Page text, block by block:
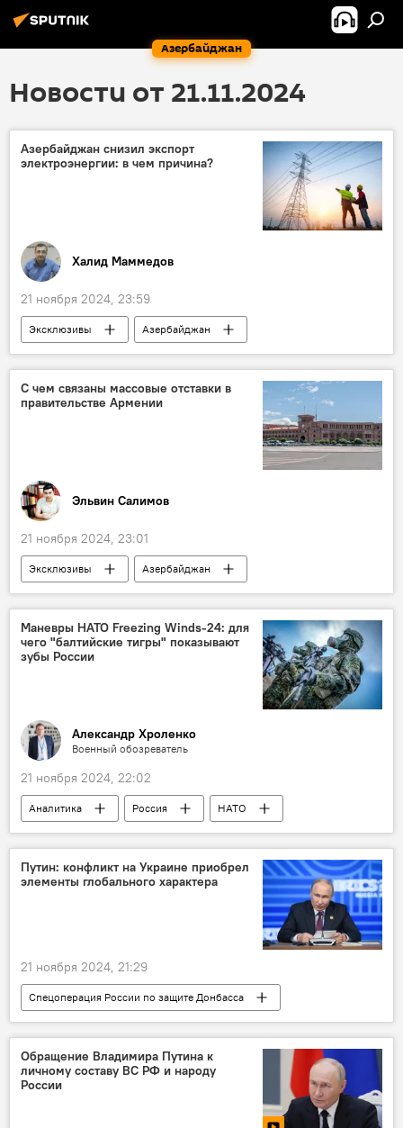
Азербайджан
Новости от 21.11.2024
Азербайджан снизил экспорт
электроэнергии: в чем причина?
Халид Маммедов
21 ноября 2024, 23:59
Эксклюзивы
Азербайджан
Экономика
энергетика
Министерство энергетики АР
Экспорт
Электроэнергия
Ильхам Шабан
С чем связаны массовые отставки в
правительстве Армении
Эльвин Салимов
21 ноября 2024, 23:01
Эксклюзивы
Азербайджан
Армения
Никол Пашинян
кадровые перестановки
Отставка
мирное урегулирование
Эксперт
Маневры НАТО Freezing Winds-24: для
чего "балтийские тигры" показывают
зубы России
Александр Хроленко
Военный обозреватель
21 ноября 2024, 22:02
Аналитика Россия
НАТО
Запад
США
Германия
Дания
Финляндия
учения
Швеция
ВМФ
ВС РФ
Путин: конфликт на Украине приобрел
элементы глобального характера
21 ноября 2024, 21:29
Спецоперация России по защите Донбасса
Россия
Украина
Владимир Путин
НАТО
Спецоперация
Ракетный удар
Запад
Обращение Владимира Путина к
личному составу ВС РФ и народу
России